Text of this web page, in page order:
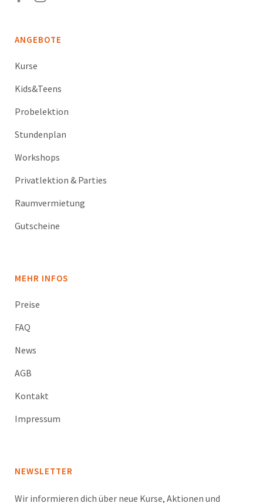
ANGEBOTE
Kurse
Kids&Teens
Probelektion
Stundenplan
Workshops
Privatlektion & Parties
Raumvermietung
Gutscheine
MEHR INFOS
Preise
FAQ
News
AGB
Kontakt
Impressum
NEWSLETTER
Wir informieren dich über neue Kurse, Aktionen und